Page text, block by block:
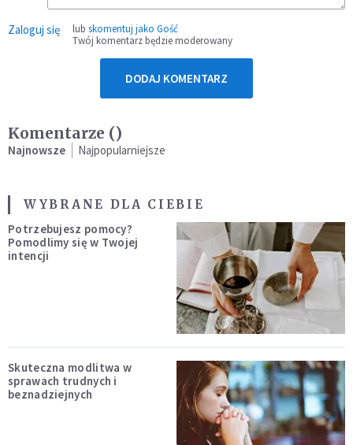
Zaloguj się lub skomentuj jako Gość
Twój komentarz będzie moderowany
DODAJ KOMENTARZ
Komentarze ()
Najnowsze Najpopularniejsze
WYBRANE DLA CIEBIE
Potrzebujesz pomocy?
Pomodlimy się w Twojej
intencji
Skuteczna modlitwa w
sprawach trudnych i
beznadziejnych